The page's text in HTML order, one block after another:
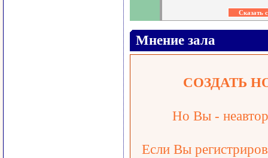
Мнение зала
СОЗДАТЬ
Но Вы -
Если Вы